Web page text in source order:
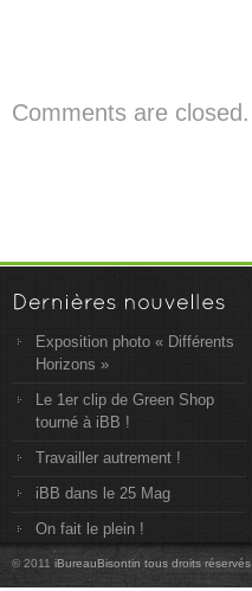
Comments are closed.
Exposition photo « Différents
Horizons »
Le 1er clip de Green Shop
tourné à iBB !
Travailler autrement !
iBB dans le 25 Mag
On fait le plein !
© 2011 iBureauBisontin tous droits réservés